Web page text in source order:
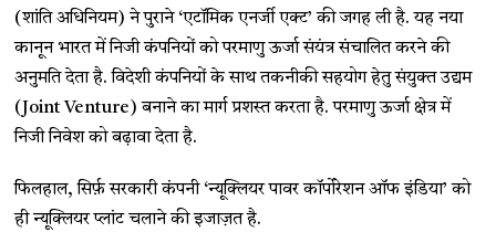
(शांति अधिनियम) ने पुराने ‘एटॉमिक एनर्जी एक्ट’ की जगह ली है. यह नया
कानून भारत में निजी कंपनियों को परमाणु ऊर्जा संयंत्र संचालित करने की
अनुमति देता है. विदेशी कंपनियों के साथ तकनीकी सहयोग हेतु संयुक्त उद्यम
(Joint Venture) बनाने का मार्ग प्रशस्त करता है. परमाणु ऊर्जा क्षेत्र में
निजी निवेश को बढ़ावा देता है.
फिलहाल, सिर्फ़ सरकारी कंपनी ‘न्यूक्लियर पावर कॉर्पोरेशन ऑफ इंडिया’ को
ही न्यूक्लियर प्लांट चलाने की इजाज़त है.